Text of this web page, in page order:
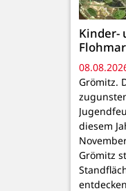
Kinder-
Grömitz.
diesem
Grömitz